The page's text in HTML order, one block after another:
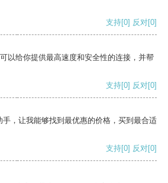
支持[0] 反对[0]
以给你提供最高速度和安全性的连接，并帮
支持[0] 反对[0]
，让我能够找到最优惠的价格，买到最合适
支持[0] 反对[0]